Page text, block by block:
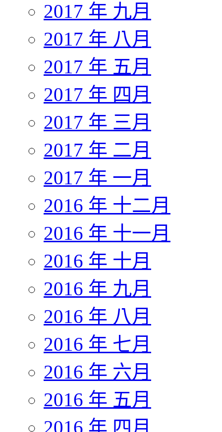
2017 年 九月
2017 年 八月
2017 年 五月
2017 年 四月
2017 年 三月
2017 年 二月
2017 年 一月
2016 年 十二月
2016 年 十一月
2016 年 十月
2016 年 九月
2016 年 八月
2016 年 七月
2016 年 六月
2016 年 五月
2016 年 四月